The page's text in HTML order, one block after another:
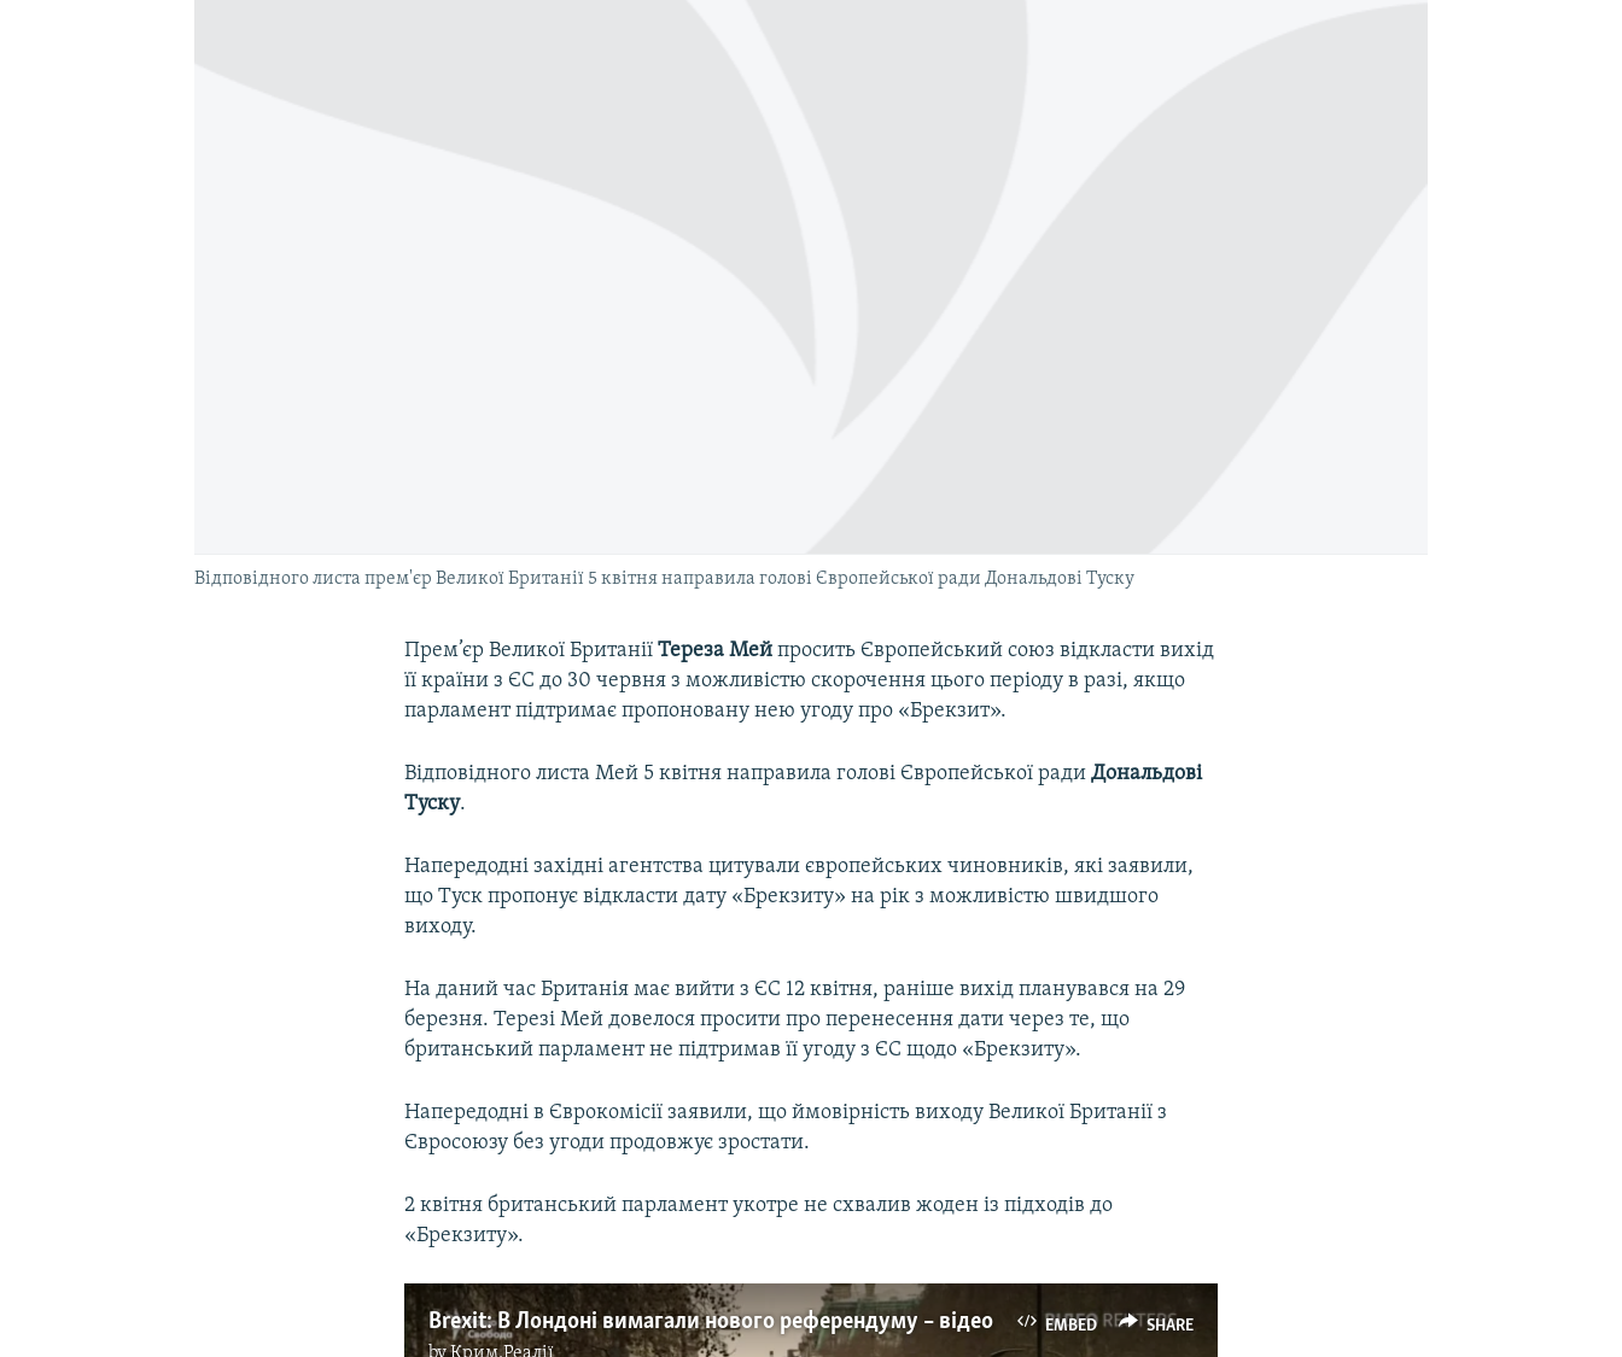
Відповідного листа прем'єр Великої Британії 5 квітня направила голові Європейської ради Дональдові Туску
Прем’єр Великої БританіїТереза Мей просить Європейський союз відкласти вихід
її країни з ЄС до 30 червня з можливістю скорочення цього періоду в разі, якщо
парламент підтримає пропоновану нею угоду про «Брекзит».
Відповідного листа Мей 5 квітня направила голові Європейської радиДональдові
Туску.
Напередодні західні агентства цитували європейських чиновників, які заявили,
що Туск пропонує відкласти дату «Брекзиту» на рік з можливістю швидшого
виходу.
На даний час Британія має вийти з ЄС 12 квітня, раніше вихід планувався на 29
березня. Терезі Мей довелося просити про перенесення дати через те, що
британський парламент не підтримав її угоду з ЄС щодо «Брекзиту».
Напередодні в Єврокомісії заявили, що ймовірність виходу Великої Британії з
Євросоюзу без угоди продовжує зростати.
2 квітня британський парламент укотре не схвалив жоден із підходів до
«Брекзиту».
EMBED SHARE
Brexit: В Лондоні вимагали нового референдуму – відео
byКрим.Реалії